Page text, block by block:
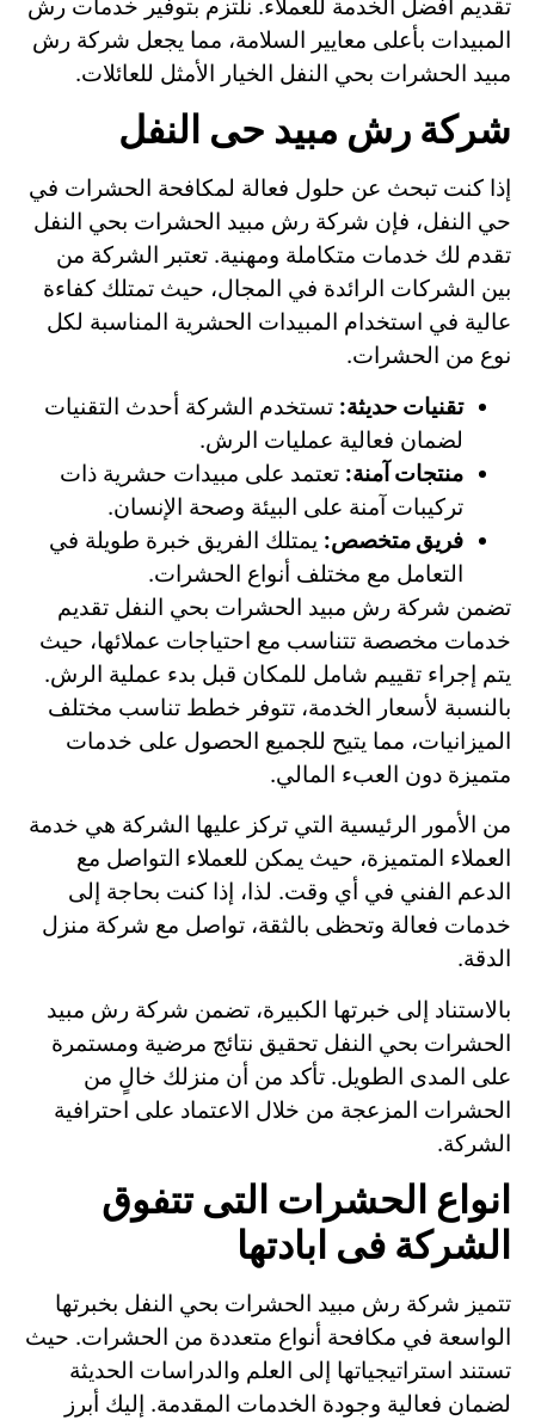
تقديم أفضل الخدمة للعملاء. نلتزم بتوفير خدمات رش
المبيدات بأعلى معايير السلامة، مما يجعل شركة رش
مبيد الحشرات بحي النفل الخيار الأمثل للعائلات.
شركة رش مبيد حى النفل
إذا كنت تبحث عن حلول فعالة لمكافحة الحشرات في
حي النفل، فإن شركة رش مبيد الحشرات بحي النفل
تقدم لك خدمات متكاملة ومهنية. تعتبر الشركة من
بين الشركات الرائدة في المجال، حيث تمتلك كفاءة
عالية في استخدام المبيدات الحشرية المناسبة لكل
نوع من الحشرات.
تقنيات حديثة: تستخدم الشركة أحدث التقنيات
لضمان فعالية عمليات الرش.
منتجات آمنة: تعتمد على مبيدات حشرية ذات
تركيبات آمنة على البيئة وصحة الإنسان.
فريق متخصص: يمتلك الفريق خبرة طويلة في
التعامل مع مختلف أنواع الحشرات.
تضمن شركة رش مبيد الحشرات بحي النفل تقديم
خدمات مخصصة تتناسب مع احتياجات عملائها، حيث
يتم إجراء تقييم شامل للمكان قبل بدء عملية الرش.
بالنسبة لأسعار الخدمة، تتوفر خطط تناسب مختلف
الميزانيات، مما يتيح للجميع الحصول على خدمات
متميزة دون العبء المالي.
من الأمور الرئيسية التي تركز عليها الشركة هي خدمة
العملاء المتميزة، حيث يمكن للعملاء التواصل مع
الدعم الفني في أي وقت. لذا، إذا كنت بحاجة إلى
خدمات فعالة وتحظى بالثقة، تواصل مع شركة منزل
الدقة.
بالاستناد إلى خبرتها الكبيرة، تضمن شركة رش مبيد
الحشرات بحي النفل تحقيق نتائج مرضية ومستمرة
على المدى الطويل. تأكد من أن منزلك خالٍ من
الحشرات المزعجة من خلال الاعتماد على احترافية
الشركة.
انواع الحشرات التى تتفوق
الشركة فى ابادتها
تتميز شركة رش مبيد الحشرات بحي النفل بخبرتها
الواسعة في مكافحة أنواع متعددة من الحشرات. حيث
تستند استراتيجياتها إلى العلم والدراسات الحديثة
لضمان فعالية وجودة الخدمات المقدمة. إليك أبرز